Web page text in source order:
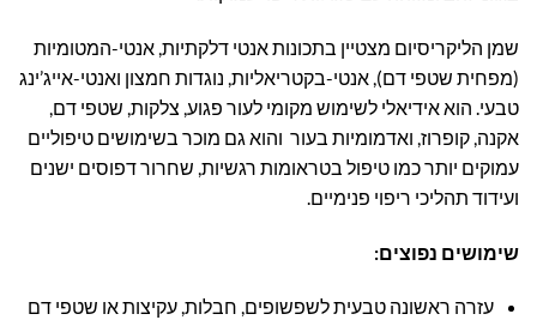
שמן הליקריסיום מצטיין בתכונות אנטי דלקתיות, אנטי-המטומיות
(מפחית שטפי דם), אנטי-בקטריאליות, נוגדות חמצון ואנטי-אייג’ינג
טבעי. הוא אידיאלי לשימוש מקומי לעור פגוע, צלקות, שטפי דם,
אקנה, קופרוז, ואדמומיות בעור והוא גם מוכר בשימושים טיפוליים
עמוקים יותר כמו טיפול בטראומות רגשיות, שחרור דפוסים ישנים
ועידוד תהליכי ריפוי פנימיים.
שימושים נפוצים:
עזרה ראשונה טבעית לשפשופים, חבלות, עקיצות או שטפי דם